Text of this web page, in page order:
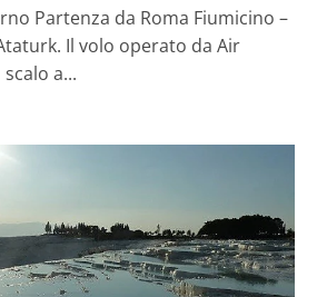
Partenza da Roma Fiumicino –
Il volo operato da Air
a...